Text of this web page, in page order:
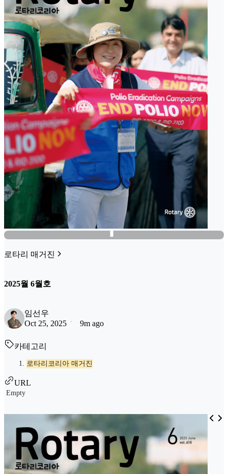
로타리 매거진
2025월 6월호
임선우
Oct 25, 2025
9m ago
카테고리
로타리코리아 매거진
URL
Empty